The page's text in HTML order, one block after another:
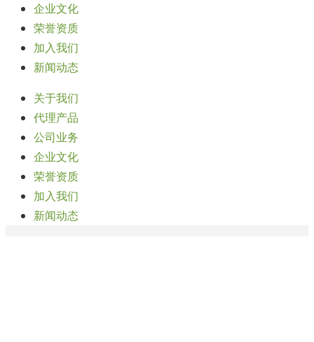
企业文化
荣誉资质
加入我们
新闻动态
关于我们
代理产品
公司业务
企业文化
荣誉资质
加入我们
新闻动态